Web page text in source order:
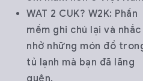
WAT 2 CUK? W2K: Phần
mềm ghi chú lại và nhắc
nhở những món đồ
tủ lạnh mà bạn đã lãng